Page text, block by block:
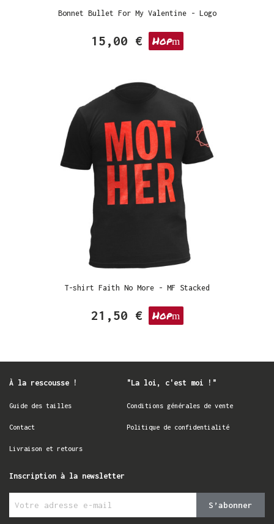
Bonnet Bullet For My Valentine - Logo
15,00 € Hop
T-shirt Faith No More - MF Stacked
21,50 € Hop
À la rescousse !
Guide des tailles
Contact
Livraison et retours
"La loi, c'est moi !"
Conditions générales de vente
Politique de confidentialité
Inscription à la newsletter
S’abonner